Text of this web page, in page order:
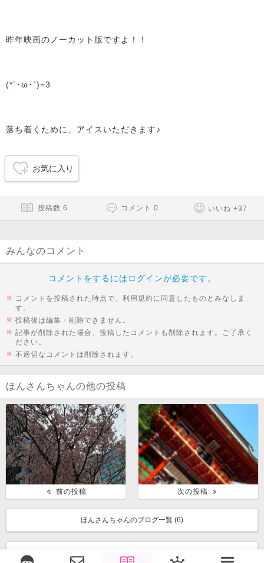
昨年映画のノーカット版ですよ！！
(*´･ω･`)=3
落ち着くために、アイスいただきます♪
お気に入り
投稿数 6 コメント 0 いいね +37
みんなのコメント
コメントをするにはログインが必要です。
コメントを投稿された時点で、利用規約に同意したものとみなしま
す。
投稿後は編集・削除できません。
記事が削除された場合、投稿したコメントも削除されます。ご了承く
ださい。
不適切なコメントは削除されます。
ほんさんちゃんの他の投稿
前の投稿 次の投稿
ほんさんちゃんのブログ一覧 (6)